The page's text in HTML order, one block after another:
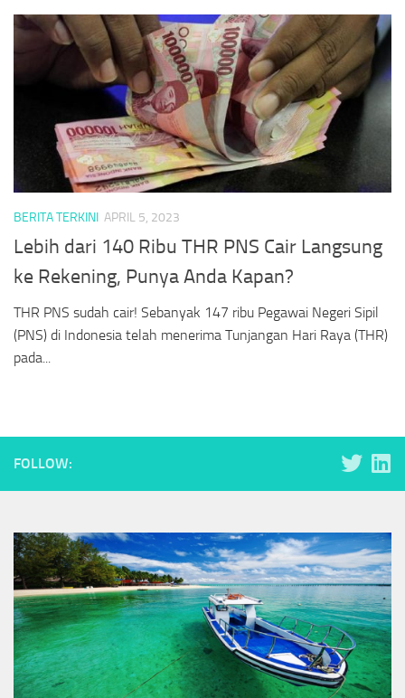
BERITA TERKINI APRIL 5, 2023
Lebih dari 140 Ribu THR PNS Cair Langsung
ke Rekening, Punya Anda Kapan?
THR PNS sudah cair! Sebanyak 147 ribu Pegawai Negeri Sipil
(PNS) di Indonesia telah menerima Tunjangan Hari Raya (THR)
pada...
FOLLOW: